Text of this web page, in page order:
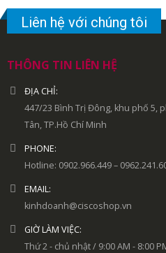
Liên hệ với chúng tôi
THÔNG TIN LIÊN HỆ
ĐỊA CHỈ:
447/23 Bình Trị Đông, khu phố 5,
Tân, TP.Hồ Chí Minh
PHONE:
Hotline: 0902.966.449 –
EMAIL:
kinhdoanh@ciscoshop.vn
GIỜ LÀM VIỆC:
Thứ 2 - chủ nhật / 9:00 AM - 8:00